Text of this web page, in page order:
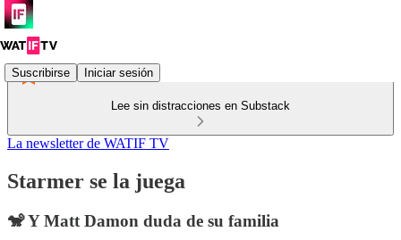
Suscribirse Iniciar sesión
Lee sin distracciones en Substack
La newsletter de WATIF TV
Starmer se la juega
🐒 Y Matt Damon duda de su familia